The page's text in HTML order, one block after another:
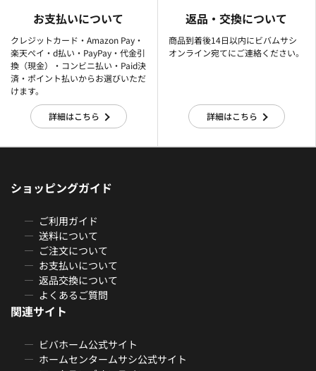
お支払いについて
クレジットカード・Amazon Pay・
楽天ぺイ・d払い・PayPay・代金引
換（現金）・コンビニ払い・Paid決
済・ポイント払いからお選びいただ
けます。
詳細はこちら
返品・交換について
商品到着後14日以内にビバムサシ
オンライン宛てにご連絡ください。
詳細はこちら
ショッピングガイド
ご利用ガイド
送料について
ご注文について
お支払いについて
返品交換について
よくあるご質問
関連サイト
ビバホーム公式サイト
ホームセンタームサシ公式サイト